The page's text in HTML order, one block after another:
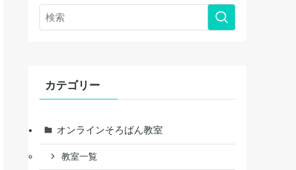
カテゴリー
オンラインそろばん教室
教室一覧